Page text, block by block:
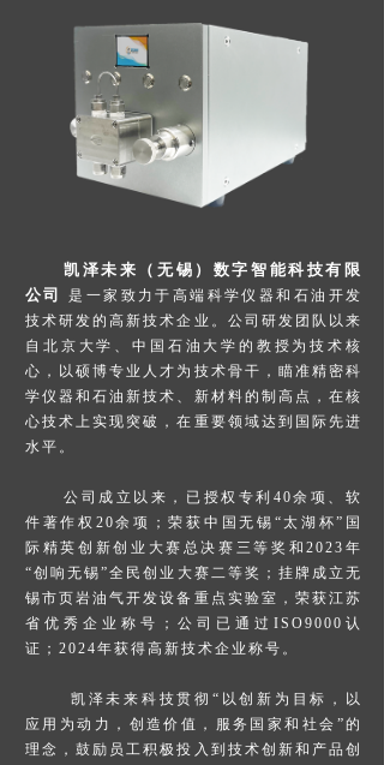
凯泽未来（无锡）数字智能科技有限
公司
是一家致力于高端科学仪器和石油开发
技术研发的高新技术企业。公司研发团队以来
自北京大学、中国石油大学的教授为技术核
心，以硕博专业人才为技术骨干，瞄准精密科
学仪器和石油新技术、新材料的制高点，在核
心技术上实现突破，在重要领域达到国际先进
水平。
公司成立以来，已授权专利40余项、软
件著作权20余项；荣获中国无锡“太湖杯”国
际精英创新创业大赛总决赛三等奖和2023年
“创响无锡”全民创业大赛二等奖；挂牌成立无
锡市页岩油气开发设备重点实验室，荣获江苏
省优秀企业称号；公司已通过ISO9000认
证；2024年获得高新技术企业称号。
凯泽未来科技贯彻“以创新为目标，以
应用为动力，创造价值，服务国家和社会”的
理念，鼓励员工积极投入到技术创新和产品创